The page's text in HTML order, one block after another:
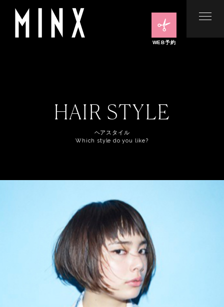
WEB予約
HAIR STYLE
ヘアスタイル
Which style do you like?